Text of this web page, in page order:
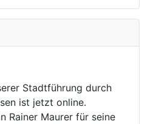
Stadtführung durch
ist jetzt online.
Rainer Maurer für seine